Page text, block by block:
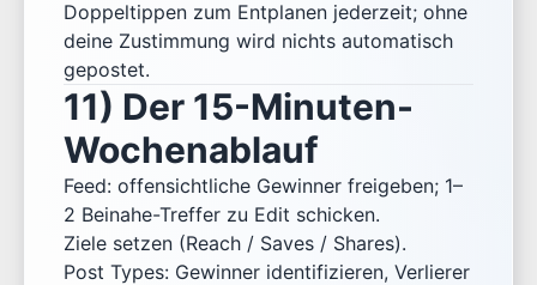
Doppeltippen zum Entplanen jederzeit; ohne
deine Zustimmung wird nichts automatisch
gepostet.
11) Der 15-Minuten-
Wochenablauf
Feed: offensichtliche Gewinner freigeben; 1–
2 Beinahe-Treffer zu Edit schicken.
Ziele setzen (Reach / Saves / Shares).
Post Types: Gewinner identifizieren, Verlierer